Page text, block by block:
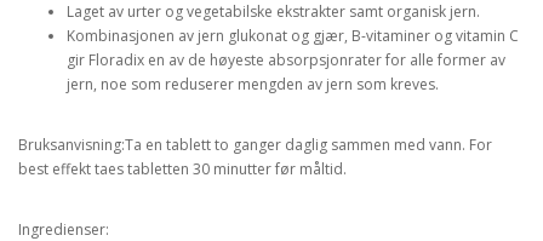
Laget av urter ogvegetabilske ekstrakter samt organisk jern.
Kombinasjonen av jern glukonat og gjær, B-vitaminer og vitamin C
gir Floradix en av de høyeste absorpsjonraterfor alle former av
jern, noe som reduserer mengden av jern som kreves.
Bruksanvisning:Ta en tablett to ganger daglig sammen med vann. For
best effekt taes tabletten 30 minutter før måltid.
Ingredienser: